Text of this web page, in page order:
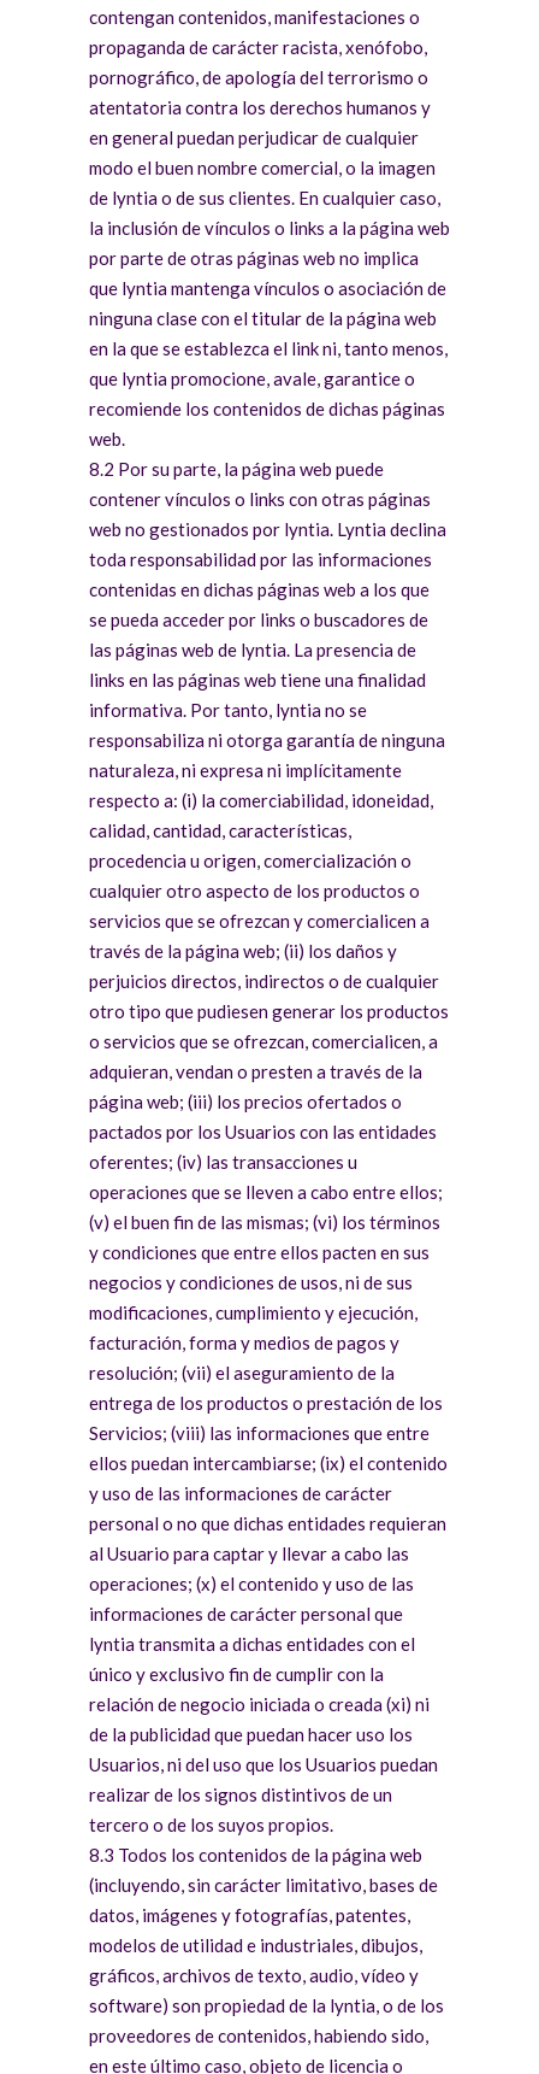
contengan contenidos, manifestaciones o
propaganda de carácter racista, xenófobo,
pornográfico, de apología del terrorismo o
atentatoria contra los derechos humanos y
en general puedan perjudicar de cualquier
modo el buen nombre comercial, o la imagen
de lyntia o de sus clientes. En cualquier caso,
la inclusión de vínculos o links a la página web
por parte de otras páginas web no implica
que lyntia mantenga vínculos o asociación de
ninguna clase con el titular de la página web
en la que se establezca el link ni, tanto menos,
que lyntia promocione, avale, garantice o
recomiende los contenidos de dichas páginas
web.
8.2 Por su parte, la página web puede
contener vínculos o links con otras páginas
web no gestionados por lyntia. Lyntia declina
toda responsabilidad por las informaciones
contenidas en dichas páginas web a los que
se pueda acceder por links o buscadores de
las páginas web de lyntia. La presencia de
links en las páginas web tiene una finalidad
informativa. Por tanto, lyntia no se
responsabiliza ni otorga garantía de ninguna
naturaleza, ni expresa ni implícitamente
respecto a: (i) la comerciabilidad, idoneidad,
calidad, cantidad, características,
procedencia u origen, comercialización o
cualquier otro aspecto de los productos o
servicios que se ofrezcan y comercialicen a
través de la página web; (ii) los daños y
perjuicios directos, indirectos o de cualquier
otro tipo que pudiesen generar los productos
o servicios que se ofrezcan, comercialicen, a
adquieran, vendan o presten a través de la
página web; (iii) los precios ofertados o
pactados por los Usuarios con las entidades
oferentes; (iv) las transacciones u
operaciones que se lleven a cabo entre ellos;
(v) el buen fin de las mismas; (vi) los términos
y condiciones que entre ellos pacten en sus
negocios y condiciones de usos, ni de sus
modificaciones, cumplimiento y ejecución,
facturación, forma y medios de pagos y
resolución; (vii) el aseguramiento de la
entrega de los productos o prestación de los
Servicios; (viii) las informaciones que entre
ellos puedan intercambiarse; (ix) el contenido
y uso de las informaciones de carácter
personal o no que dichas entidades requieran
al Usuario para captar y llevar a cabo las
operaciones; (x) el contenido y uso de las
informaciones de carácter personal que
lyntia transmita a dichas entidades con el
único y exclusivo fin de cumplir con la
relación de negocio iniciada o creada (xi) ni
de la publicidad que puedan hacer uso los
Usuarios, ni del uso que los Usuarios puedan
realizar de los signos distintivos de un
tercero o de los suyos propios.
8.3 Todos los contenidos de la página web
(incluyendo, sin carácter limitativo, bases de
datos, imágenes y fotografías, patentes,
modelos de utilidad e industriales, dibujos,
gráficos, archivos de texto, audio, vídeo y
software) son propiedad de la lyntia, o de los
proveedores de contenidos, habiendo sido,
en este último caso, objeto de licencia o